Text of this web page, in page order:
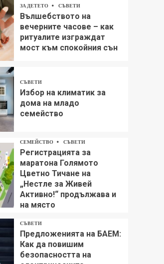
ЗА ДЕТЕТО СЪВЕТИ
Вълшебството на
вечерните часове – как
ритуалите изграждат
мост към спокойния сън
СЪВЕТИ
Избор на климатик за
дома на младо
семейство
СЕМЕЙСТВО СЪВЕТИ
Регистрацията за
маратона Голямото
Цветно Тичане на
„Нестле за Живей
Aктивно!“ продължава и
на място
СЪВЕТИ
Предложенията на БАЕМ:
Как да повишим
безопасността на